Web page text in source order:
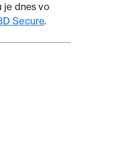
je dnes vo
Secure.